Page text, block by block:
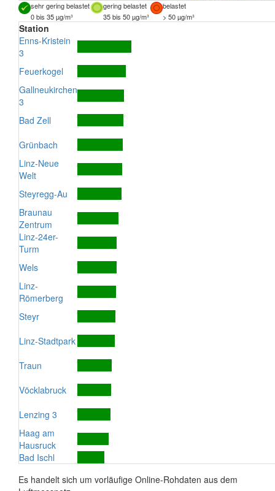
sehr gering belastet gering belastet
belastet
0 bis 35 µg/m³
35 bis 50 µg/m³ > 50 µg/m³
Station
Enns-Kristein
3
Feuerkogel
Gallneukirchen
3
Bad Zell
Grünbach
Linz-Neue
Welt
Steyregg-Au
Braunau
Zentrum
Linz-24er-
Turm
Wels
Linz-
Römerberg
Steyr
Linz-Stadtpark
Traun
Vöcklabruck
Lenzing 3
Haag am
Hausruck
Bad Ischl
Es handelt sich um vorläufige Online-Rohdaten aus dem